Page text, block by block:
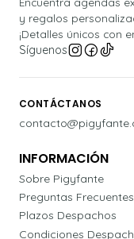
y regalos
¡Detalles únicos con
Síguenos
CONTÁCTANOS
INFORMACIÓN
Sobre Pigyfante
Preguntas Frecuentes
Plazos Despachos
Condiciones